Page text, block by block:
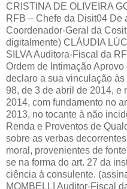
CRISTINA DE OLIVEIRA
RFB – Chefe da Disit04 De
Coordenador-Geral da
digitalmente) CLÁUDIA
SILVA Auditora-Fiscal da
Ordem de Intimação
declaro a sua vinculação
98, de 3 de abril de 2014, e
2014, com fundamento no
2013, no tocante à não
Renda e Proventos de
sobre as verbas
moral, provenientes de
se na forma do art. 27 da
ciência à consulente.
MOMBELLI Auditor-Fiscal